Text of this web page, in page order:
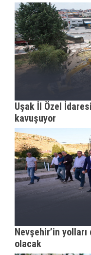
Uşak İl Özel
kavuşuyor
Nevşehir’in
olacak